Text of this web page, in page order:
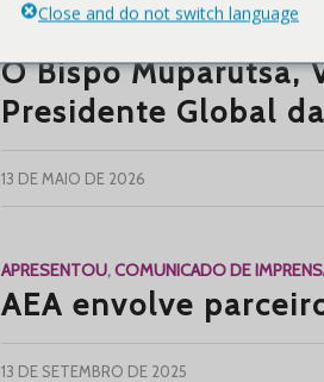
O Bispo Muparutsa,
Presidente Global da
13 DE MAIO DE 2026
APRESENTOU,COMUNICADO DE
AEA envolve
13 DE SETEMBRO DE 2025
Close and do not switch language